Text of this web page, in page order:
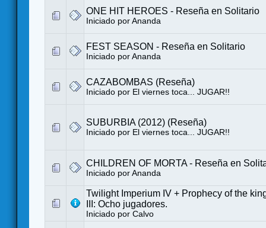
ONE HIT HEROES - Reseña en Solitario
Iniciado por Ananda
FEST SEASON - Reseña en Solitario
Iniciado por Ananda
CAZABOMBAS (Reseña)
Iniciado por El viernes toca... JUGAR!!
SUBURBIA (2012) (Reseña)
Iniciado por El viernes toca... JUGAR!!
CHILDREN OF MORTA - Reseña en
Iniciado por Ananda
Twilight Imperium IV + Prophecy of the
III: Ocho jugadores.
Iniciado por Calvo